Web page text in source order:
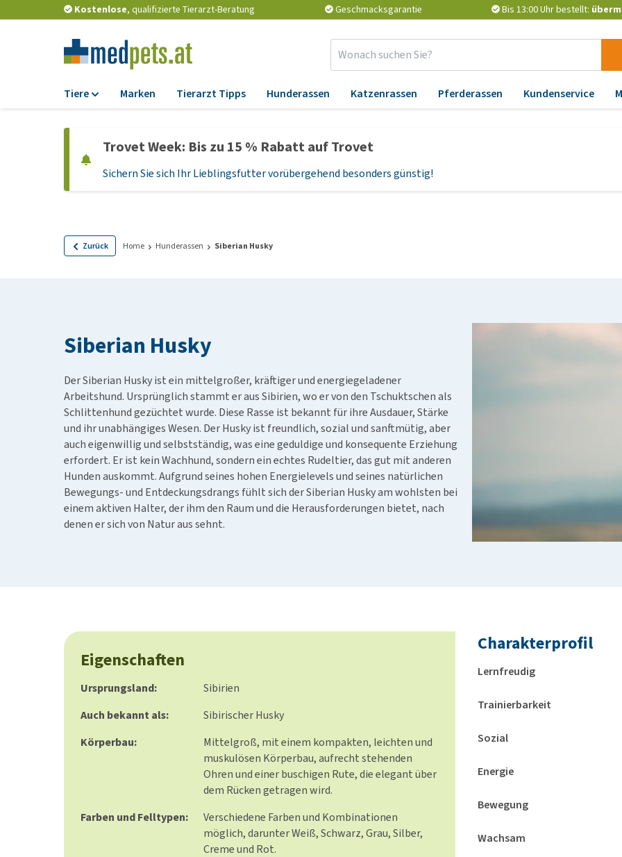
Kostenlose, qualifizierte Tierarzt-Beratung Geschmacksgarantie Bis 13:00 Uhr bestellt:
Tiere
Trockenfutter
Nassfutter
Leckerlis
Abkühlung
Pflege
Halter
Alles ansehen
Medizinisches Zubehör
Marken Tierarzt Tipps Hunderassen Katzenrassen Pferderassen Kundenservice
Trovet Week: Bis zu 15 % Rabatt auf Trovet
Sichern Sie sich Ihr Lieblingsfutter vorübergehend besonders günstig!
Zurück Home Hunderassen Siberian Husky
Siberian Husky
Der Siberian Husky ist ein mittelgroßer, kräftiger und energiegeladener
Arbeitshund. Ursprünglich stammt er aus Sibirien, wo er von den Tschuktschen als
Schlittenhund gezüchtet wurde. Diese Rasse ist bekannt für ihre Ausdauer, Stärke
und ihr unabhängiges Wesen. Der Husky ist freundlich, sozial und sanftmütig, aber
auch eigenwillig und selbstständig, was eine geduldige und konsequente Erziehung
erfordert. Er ist kein Wachhund, sondern ein echtes Rudeltier, das gut mit anderen
Hunden auskommt. Aufgrund seines hohen Energielevels und seines natürlichen
Bewegungs- und Entdeckungsdrangs fühlt sich der Siberian Husky am wohlsten bei
einem aktiven Halter, der ihm den Raum und die Herausforderungen bietet, nach
denen er sich von Natur aus sehnt.
Eigenschaften
Ursprungsland:
Sibirien
Auch bekannt als:
Sibirischer Husky
Körperbau:
Mittelgroß, mit einem kompakten, leichten und
muskulösen Körperbau, aufrecht stehenden
Ohren und einer buschigen Rute, die elegant über
dem Rücken getragen wird.
Farben und Felltypen:
Verschiedene Farben und Kombinationen
möglich, darunter Weiß, Schwarz, Grau, Silber,
Creme und Rot.
Charakterprofil
Lernfreudig
Trainierbarkeit
Sozial
Energie
Bewegung
Wachsam